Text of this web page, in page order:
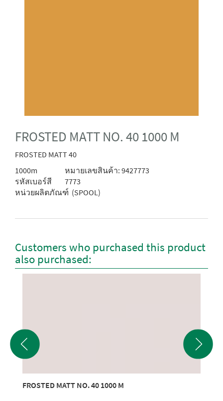
FROSTED MATT NO. 40 1000 M
FROSTED MATT 40
1000m
หมายเลขสินค้า: 9427773
รหัสเบอร์สี
7773
หน่วยผลิตภัณฑ์ (SPOOL)
Customers who purchased this product
also purchased:
FROSTED MATT NO. 40 1000 M